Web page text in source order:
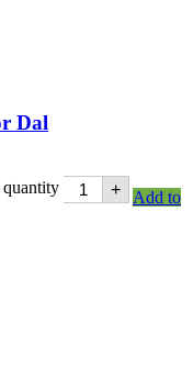
Dal
quantity +
Add to